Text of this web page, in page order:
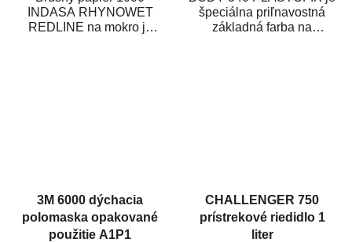
INDASA RHYNOWET
REDLINE na mokro je
špeciálna priľnavostná
základná farba na
3M 6000 dýchacia
polomaska opakované
použitie A1P1
CHALLENGER 750
prístrekové riedidlo 1
liter